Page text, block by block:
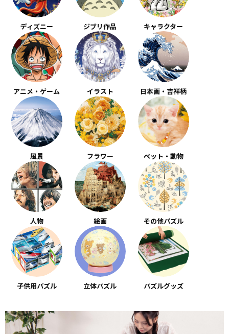
ディズニー ジブリ作品 キャラクター
アニメ・ゲーム イラスト 日本画・吉祥柄
風景 フラワー ペット・動物
人物 絵画 その他パズル
子供用パズル 立体パズル パズルグッズ